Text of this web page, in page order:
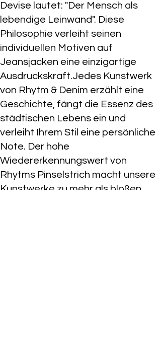
Devise lautet: "Der Mensch als
lebendige Leinwand". Diese
Philosophie verleiht seinen
individuellen Motiven auf
Jeansjacken eine einzigartige
Ausdruckskraft.Jedes Kunstwerk
von Rhytm & Denim erzählt eine
Geschichte, fängt die Essenz des
städtischen Lebens ein und
verleiht Ihrem Stil eine persönliche
Note. Der hohe
Wiedererkennungswert von
Rhytms Pinselstrich macht unsere
Kunstwerke zu mehr als bloßen